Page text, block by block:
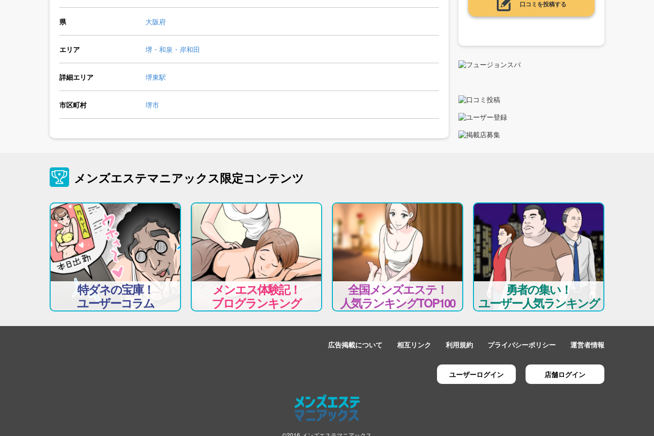
県 大阪府
エリア 堺・和泉・岸和田
詳細エリア 堺東駅
市区町村 堺市
口コミを投稿する
メンズエステマニアックス限定コンテンツ
特ダネの宝庫！
ユーザーコラム
メンエス体験記！
ブログランキング
全国メンズエステ！
人気ランキングTOP100
勇者の集い！
ユーザー人気ランキング
広告掲載について 相互リンク 利用規約 プライバシーポリシー 運営者情報
ユーザーログイン 店舗ログイン